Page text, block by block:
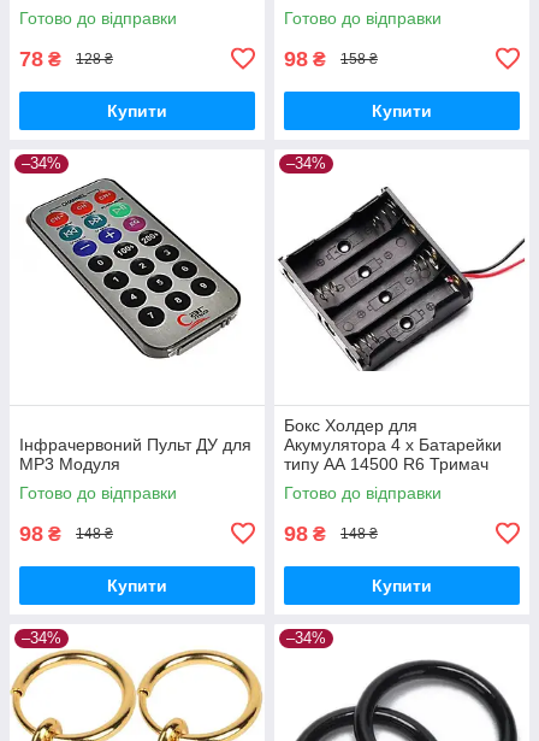
Готово до відправки
78 ₴ 128 ₴
Купити
Готово до відправки
98 ₴ 158 ₴
Купити
–34%
Інфрачервоний Пульт ДУ для
MP3 Модуля
Готово до відправки
98 ₴ 148 ₴
Купити
–34%
Бокс Холдер для
Акумулятора 4 х Батарейки
типу АА 14500 R6 Тримач
Holder
Готово до відправки
98 ₴ 148 ₴
Купити
–34% –34%